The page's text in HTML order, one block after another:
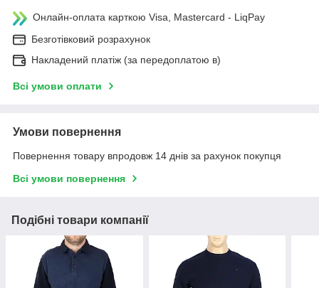
Онлайн-оплата карткою Visa, Mastercard - LiqPay
Безготівковий розрахунок
Накладений платіж (за передоплатою в)
Всі умови оплати
Умови повернення
Повернення товару впродовж 14 днів за рахунок покупця
Всі умови повернення
Подібні товари компанії